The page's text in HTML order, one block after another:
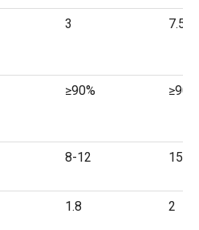
3 7.5
≥90% ≥90%
8-12 15-
1.8 2